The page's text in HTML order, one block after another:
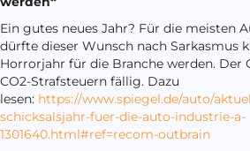
Ein gutes neues Jahr? Für die meisten
dürfte dieser Wunsch nach Sarkasmus
Horrorjahr für die Branche werden. Der
CO2-Strafsteuern fällig. Dazu
lesen: https://www.spiegel.de/auto/
schicksalsjahr-fuer-die-auto-industrie-a-
1301640.html#ref=recom-outbrain